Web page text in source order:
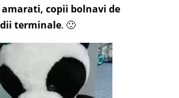
copii bolnavi de
terminale. 🙁